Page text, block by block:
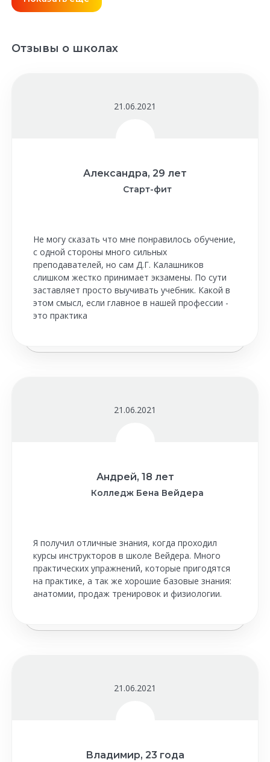
Отзывы о школах
21.06.2021
Александра, 29 лет
Старт-фит
Не могу сказать что мне понравилось обучение,
с одной стороны много сильных
преподавателей, но сам Д.Г. Калашников
слишком жестко принимает экзамены. По сути
заставляет просто выучивать учебник. Какой в
этом смысл, если главное в нашей профессии -
это практика
21.06.2021
Андрей, 18 лет
Колледж Бена Вейдера
Я получил отличные знания, когда проходил
курсы инструкторов в школе Вейдера. Много
практических упражнений, которые пригодятся
на практике, а так же хорошие базовые знания:
анатомии, продаж тренировок и физиологии.
21.06.2021
Владимир, 23 года